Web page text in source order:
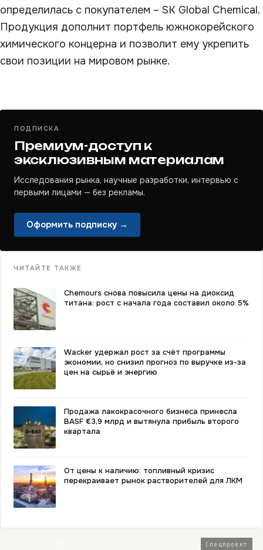
определилась с покупателем – SK Global Chemical.
Продукция дополнит портфель южнокорейского
химического концерна и позволит ему укрепить
свои позиции на мировом рынке.
ПОДПИСКА
Премиум-доступ к
эксклюзивным материалам
Исследования рынка, научные разработки, интервью с
первыми лицами — без рекламы.
Оформить подписку →
ЧИТАЙТЕ ТАКЖЕ
Chemours снова повысила цены на диоксид
титана: рост с начала года составил около 5%
Wacker удержал рост за счёт программы
экономии, но снизил прогноз по выручке из-за
цен на сырьё и энергию
Продажа лакокрасочного бизнеса принесла
BASF €3,9 млрд и вытянула прибыль второго
квартала
От цены к наличию: топливный кризис
перекраивает рынок растворителей для ЛКМ
Спецпроект